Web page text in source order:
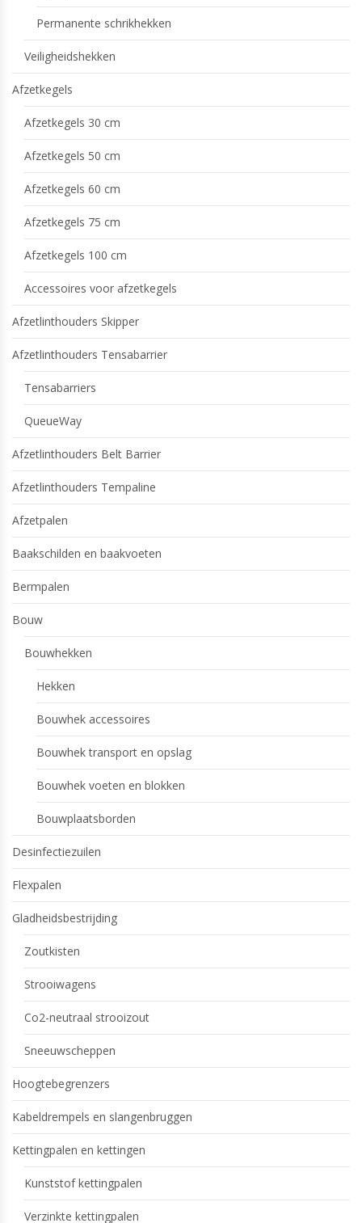
Permanente schrikhekken
Veiligheidshekken
Afzetkegels
Afzetkegels 30 cm
Afzetkegels 50 cm
Afzetkegels 60 cm
Afzetkegels 75 cm
Afzetkegels 100 cm
Accessoires voor afzetkegels
Afzetlinthouders Skipper
Afzetlinthouders Tensabarrier
Tensabarriers
QueueWay
Afzetlinthouders Belt Barrier
Afzetlinthouders Tempaline
Afzetpalen
Baakschilden en baakvoeten
Bermpalen
Bouw
Bouwhekken
Hekken
Bouwhek accessoires
Bouwhek transport en opslag
Bouwhek voeten en blokken
Bouwplaatsborden
Desinfectiezuilen
Flexpalen
Gladheidsbestrijding
Zoutkisten
Strooiwagens
Co2-neutraal strooizout
Sneeuwscheppen
Hoogtebegrenzers
Kabeldrempels en slangenbruggen
Kettingpalen en kettingen
Kunststof kettingpalen
Verzinkte kettingpalen